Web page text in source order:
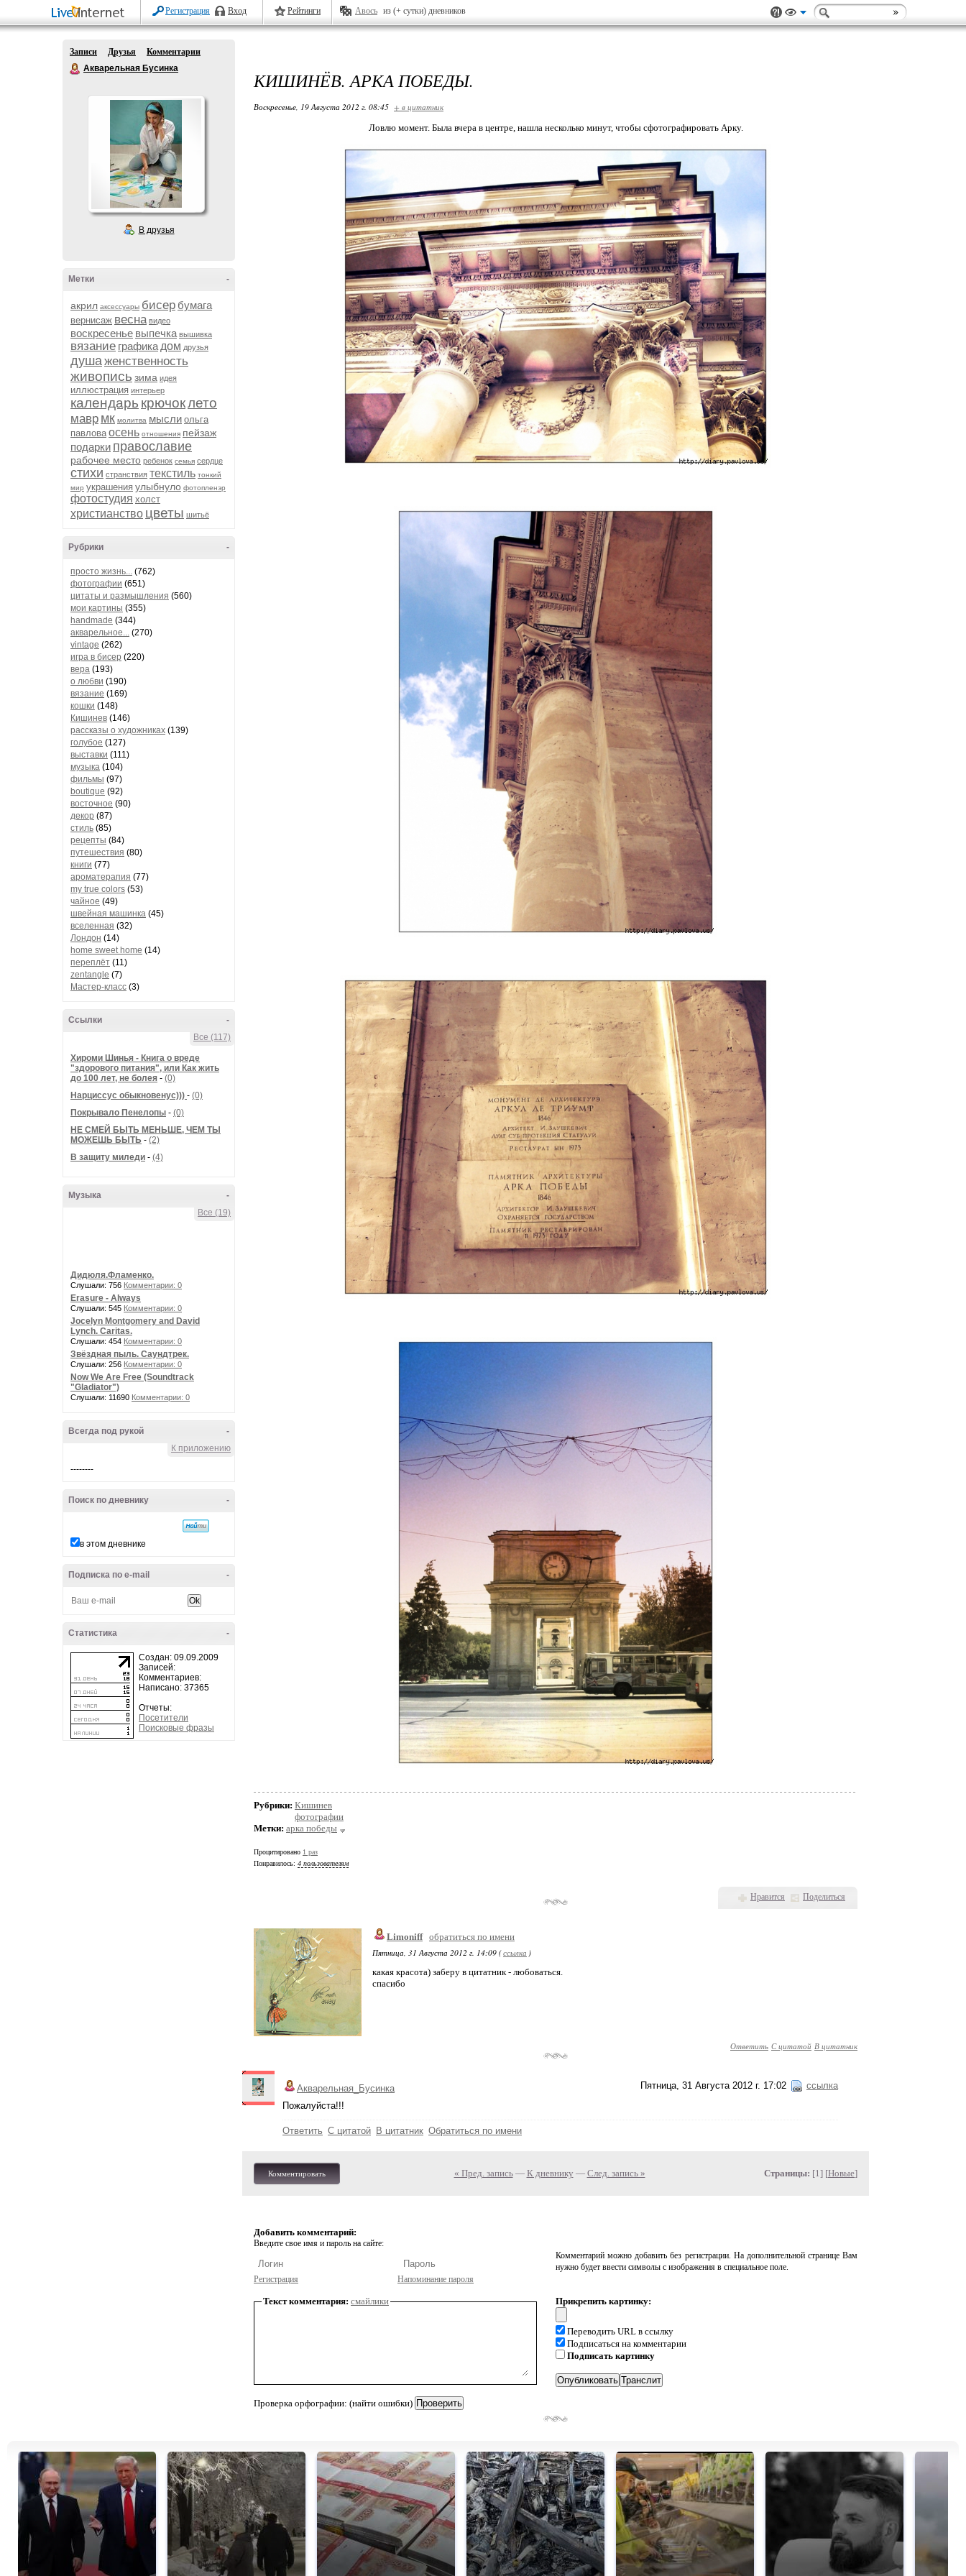
Регистрация Вход Рейтинги Авось из (+ сутки) дневников
Записи Друзья
Комментарии
Акварельная Бусинка
В друзья
-
Метки
акрил аксессуары бисер бумага
вернисаж весна видео
воскресенье выпечка вышивка
вязание графика дом друзья
душаженственность
живопись зима идея
иллюстрация интерьер
календарь крючоклето
мавр мк молитва мысли ольга
павлова осень отношения пейзаж
подарки православие
рабочее место ребенок семья сердце
стихи странствия текстиль тонкий
мир украшения улыбнуло фотопленэр
фотостудия холст
христианство цветы шитьё
-
Рубрики
просто жизнь... (762)
фотографии (651)
цитаты и размышления (560)
мои картины (355)
handmade (344)
акварельное... (270)
vintage (262)
игра в бисер (220)
вера (193)
о любви (190)
вязание (169)
кошки (148)
Кишинев (146)
рассказы о художниках (139)
голубое (127)
выставки (111)
музыка (104)
фильмы (97)
boutique (92)
восточное (90)
декор (87)
стиль (85)
рецепты (84)
путешествия (80)
книги (77)
ароматерапия (77)
my true colors (53)
чайное (49)
швейная машинка (45)
вселенная (32)
Лондон (14)
home sweet home (14)
переплёт (11)
zentangle (7)
Мастер-класс (3)
-
Ссылки
Все (117)
Хироми Шинья - Книга о вреде
"здорового питания", или Как жить
до 100 лет, не болея - (0)
Нарциссус обыкновенус))) - (0)
Покрывало Пенелопы - (0)
НЕ СМЕЙ БЫТЬ МЕНЬШЕ, ЧЕМ ТЫ
МОЖЕШЬ БЫТЬ - (2)
В защиту миледи - (4)
-
Музыка
Все (19)
Дидюля.Фламенко.
Слушали: 756 Комментарии: 0
Erasure - Always
Слушали: 545 Комментарии: 0
Jocelyn Montgomery and David
Lynch. Caritas.
Слушали: 454 Комментарии: 0
Звёздная пыль. Саундтрек.
Слушали: 256 Комментарии: 0
Now We Are Free (Soundtrack
"Gladiator")
Слушали: 11690 Комментарии: 0
-
Всегда под рукой
К приложению
--------
-
Поиск по дневнику
в этом дневнике
-
Подписка по e-mail
-
Статистика
Создан: 09.09.2009
Записей:
Комментариев:
Написано: 37365
Отчеты:
Посетители
Поисковые фразы
КИШИНЁВ. АРКА ПОБЕДЫ.
Воскресенье, 19 Августа 2012 г. 08:45 + в цитатник
Ловлю момент. Была вчера в центре, нашла несколько минут, чтобы сфотографировать Арку.
Рубрики: Кишинев
фотографии
Метки: арка победы
Процитировано 1 раз
Понравилось: 4 пользователям
Нравится Поделиться
Limoniff обратиться по имени
Пятница, 31 Августа 2012 г. 14:09 (ссылка )
какая красота) заберу в цитатник - любоваться.
спасибо
Ответить С цитатой В цитатник
Пятница, 31 Августа 2012 г. 17:02 ссылка
Акварельная_Бусинка
Пожалуйста!!!
Ответить С цитатой В цитатник Обратиться по имени
Комментировать « Пред. запись— К дневнику — След. запись » Страницы: [1] [Новые]
Добавить комментарий:
Введите свое имя и пароль на сайте:
Регистрация Напоминание пароля
Комментарий можно добавить без регистрации. На дополнительной странице Вам
нужно будет ввести символы с изображения в специальное поле.
Текст комментария: смайлики
Проверка орфографии: (найти ошибки)
Прикрепить картинку:
Переводить URL в ссылку
Подписаться на комментарии
Подписать картинку